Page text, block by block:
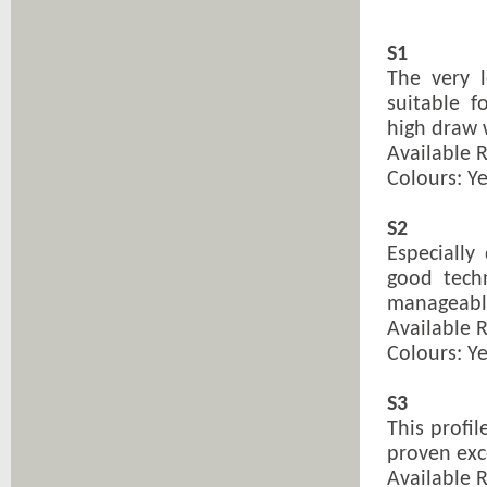
S1
The very
suitable
high draw
Available
Colours:
S2
good
Available
Colours:
S3
This
proven
Available